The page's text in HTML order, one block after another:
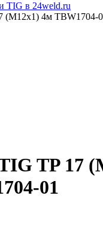
TIG в 24weld.ru
(M12х1) 4м TBW1704-
TP 17
01